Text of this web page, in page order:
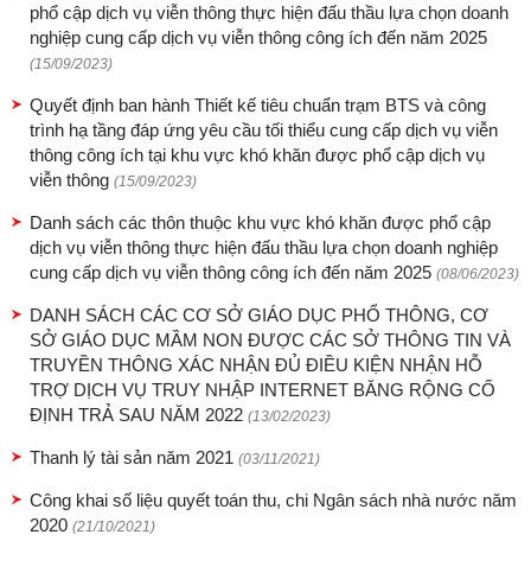
phổ cập dịch vụ viễn thông thực hiện đấu thầu lựa chọn doanh
nghiệp cung cấp dịch vụ viễn thông công ích đến năm 2025
(15/09/2023)
Quyết định ban hành Thiết kế tiêu chuẩn trạm BTS và công
trình hạ tầng đáp ứng yêu cầu tối thiểu cung cấp dịch vụ viễn
thông công ích tại khu vực khó khăn được phổ cập dịch vụ
viễn thông (15/09/2023)
Danh sách các thôn thuộc khu vực khó khăn được phổ cập
dịch vụ viễn thông thực hiện đấu thầu lựa chọn doanh nghiệp
cung cấp dịch vụ viễn thông công ích đến năm 2025 (08/06/2023)
DANH SÁCH CÁC CƠ SỞ GIÁO DỤC PHỔ THÔNG, CƠ
SỞ GIÁO DỤC MẦM NON ĐƯỢC CÁC SỞ THÔNG TIN VÀ
TRUYỀN THÔNG XÁC NHẬN ĐỦ ĐIỀU KIỆN NHẬN HỖ
TRỢ DỊCH VỤ TRUY NHẬP INTERNET BĂNG RỘNG CỐ
ĐỊNH TRẢ SAU NĂM 2022 (13/02/2023)
Thanh lý tài sản năm 2021 (03/11/2021)
Công khai số liệu quyết toán thu, chi Ngân sách nhà nước năm
2020 (21/10/2021)